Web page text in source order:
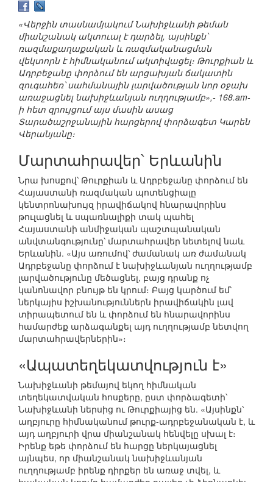
«Վերջին տասնամյակում Նախիջևանի թեման
միանշանակ ակտուալ է դարձել, այսինքն՝
ռազմաքաղաքական և ռազմականացման
վեկտորն է հիմնականում ակտիվացել։ Թուրքիան և
Ադրբեջանը փորձում են արցախյան ճակատին
զուգահեռ՝ սահմանային լարվածության նոր օջախ
առաջացնել նախիջևանյան ուղղությամբ»,- 168.am-
ի հետ զրույցում այս մասին ասաց
Տարածաշրջանային հարցերով փորձագետ Կարեն
Վերանյանը։
Մարտահրավեր՝ Երևանին
Նրա խոսքով՝ Թուրքիան և Ադրբեջանը փորձում են
Հայաստանի ռազմական պոտենցիալը
կենտրոնախույզ իրավիճակով հնարավորինս
թուլացնել և սպառնալիքի տակ պահել
Հայաստանի անմիջական պաշտպանական
անվտանգությունը՝ մարտահրավեր նետելով նաև
Երևանին. «Այս առումով՝ ժամանակ առ ժամանակ
Ադրբեջանը փորձում է նախիջևանյան ուղղությամբ
լարվածությունը մեծացնել, բայց դրանք ոչ
կանոնավոր բնույթ են կրում։ Բայց կարծում եմ՝
ներկայիս իշխանություններն իրավիճակին լավ
տիրապետում են և փորձում են հնարավորինս
համարժեք արձագանքել այդ ուղղությամբ նետվող
մարտահրավերներին»։
«Ապատեղեկատվություն է»
Նախիջևանի թեմայով եկող հիմնական
տեղեկատվական հոսքերը, ըստ փորձագետի՝
Նախիջևանի ներսից ու Թուրքիայից են. «Այսինքն՝
աղբյուրը հիմնականում թուրք-ադրբեջանական է, և
այդ աղբյուրի վրա միանշանակ հենվելը սխալ է։
Իրենք եթե փորձում են հարցը ներկայացնել
այնպես, որ միանշանակ նախիջևանյան
ուղղությամբ իրենք դիրքեր են առաջ տվել, և